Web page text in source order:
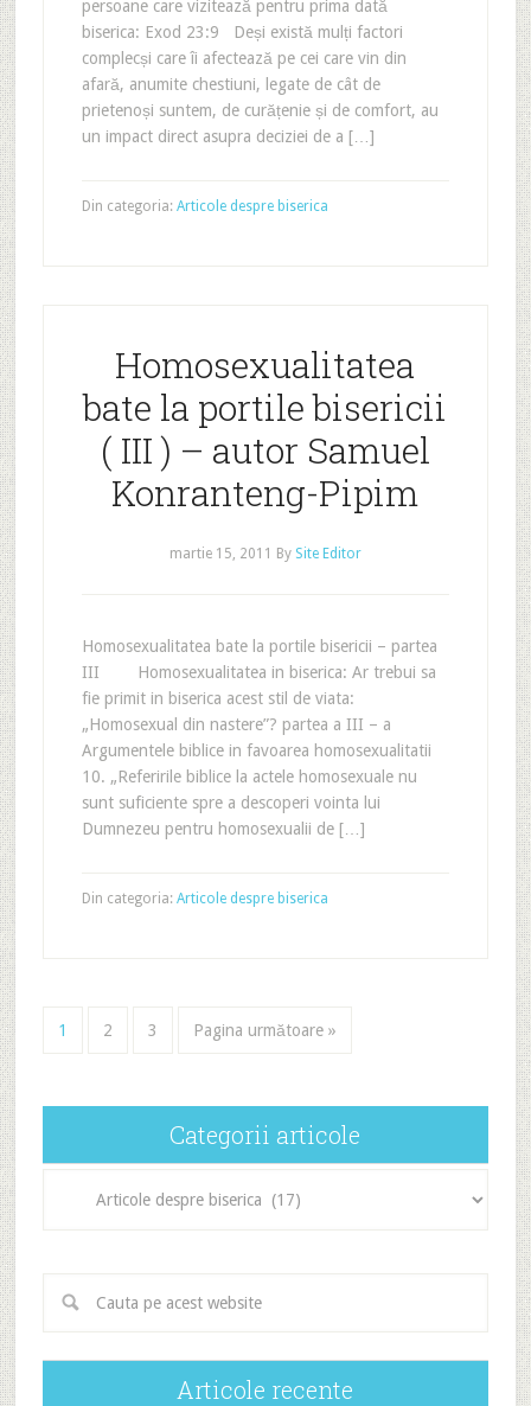
persoane care vizitează pentru prima dată
biserica: Exod 23:9 Deși există mulți factori
complecși care îi afectează pe cei care vin din
afară, anumite chestiuni, legate de cât de
prietenoși suntem, de curățenie și de comfort, au
un impact direct asupra deciziei de a […]
Din categoria: Articole despre biserica
Homosexualitatea
bate la portile bisericii
( III ) – autor Samuel
Konranteng-Pipim
martie 15, 2011 By Site Editor
Homosexualitatea bate la portile bisericii – partea
III Homosexualitatea in biserica: Ar trebui sa
fie primit in biserica acest stil de viata:
„Homosexual din nastere”? partea a III – a
Argumentele biblice in favoarea homosexualitatii
10. „Referirile biblice la actele homosexuale nu
sunt suficiente spre a descoperi vointa lui
Dumnezeu pentru homosexualii de […]
Din categoria: Articole despre biserica
1 2 3 Pagina următoare »
Categorii articole
articole
Articole recente